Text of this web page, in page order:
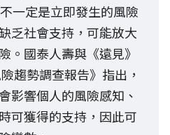
一定是立即發生的風險
乏社會支持，可能放大
。國泰人壽與《遠見》
趨勢調查報告》指出，
影響個人的風險感知、
可獲得的支持，因此可